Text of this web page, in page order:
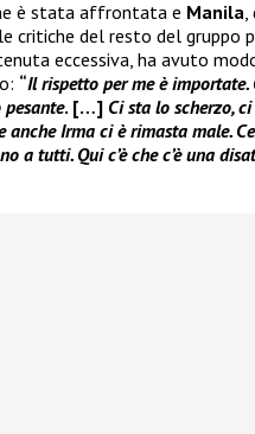
è stata affrontata e Manila,
critiche del resto del gruppo
eccessiva, ha avuto
“Il rispetto per me è
. […] Ci sta lo scherzo,
anche Irma ci è rimasta male.
a tutti. Qui c’è che c’è una